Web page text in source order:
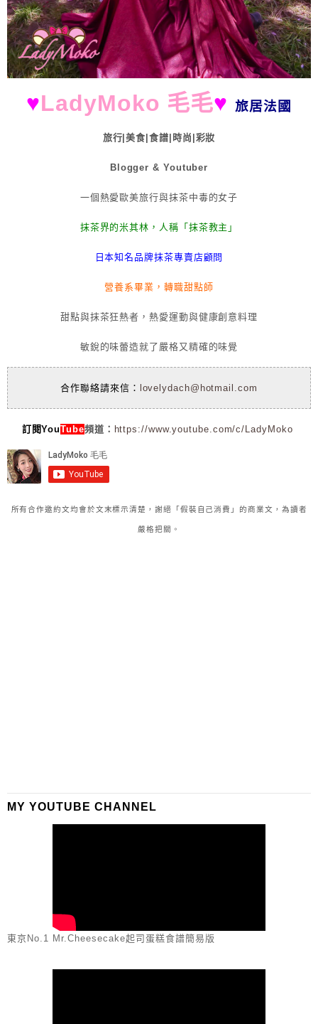
♥LadyMoko 毛毛♥ 旅居法國
旅行|美食|食譜|時尚|彩妝
Blogger & Youtuber
一個熱愛歐美旅行與抹茶中毒的女子
抹茶界的米其林，人稱「抹茶教主」
日本知名品牌抹茶專賣店顧問
營養系畢業，轉職甜點師
甜點與抹茶狂熱者，熱愛運動與健康創意料理
敏銳的味蕾造就了嚴格又精確的味覺
合作聯絡請來信： lovelydach@hotmail.com
訂閱YouTube頻道： https://www.youtube.com/c/LadyMoko
所有合作邀約文均會於文末標示清楚，謝絕「假裝自己消費」的商業文，為讀者
嚴格把關。
MY YOUTUBE CHANNEL
東京No.1 Mr.Cheesecake起司蛋糕食譜簡易版